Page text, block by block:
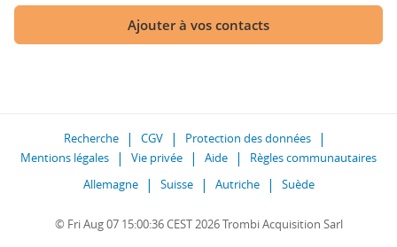
Ajouter à vos contacts
Recherche CGV
Protection des données
Mentions légales
Vie privée Aide
Règles communautaires
Allemagne
Suisse Autriche Suède
© Fri Aug 07 15:00:36 CEST 2026 Trombi Acquisition Sarl